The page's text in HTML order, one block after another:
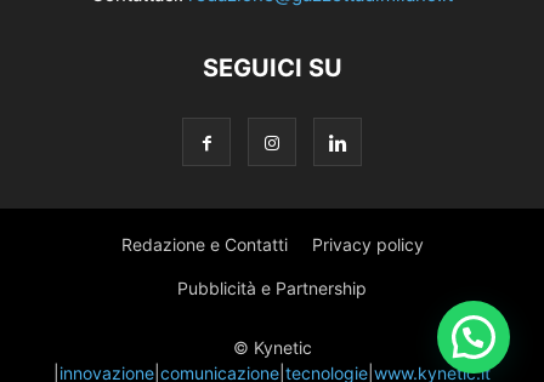
SEGUICI SU
Redazione e Contatti Privacy policy
Pubblicità e Partnership
© Kynetic
innovazione comunicazione tecnologie www.kynetic.it